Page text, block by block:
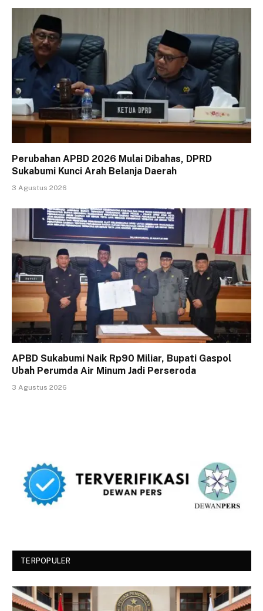
Perubahan APBD 2026 Mulai Dibahas, DPRD
Sukabumi Kunci Arah Belanja Daerah
3 Agustus 2026
APBD Sukabumi Naik Rp90 Miliar, Bupati Gaspol
Ubah Perumda Air Minum Jadi Perseroda
3 Agustus 2026
TERPOPULER